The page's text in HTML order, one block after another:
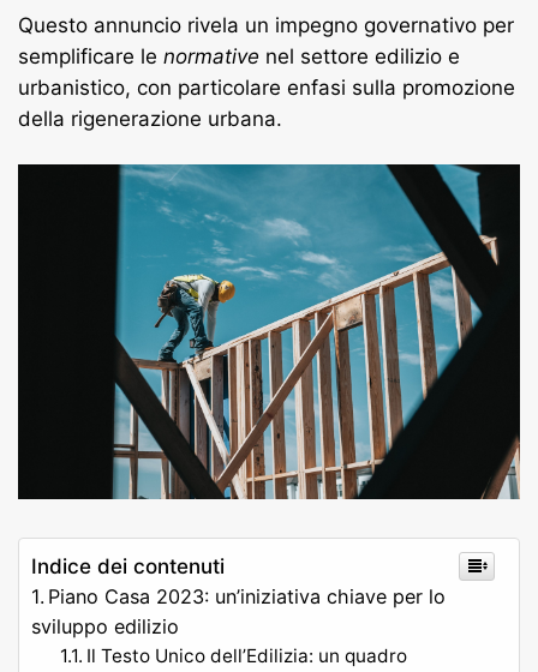
Questo annuncio rivela un impegno governativo per
semplificare le normative nel settore edilizio e
urbanistico, con particolare enfasi sulla promozione
della rigenerazione urbana.
Indice dei contenuti
Piano Casa 2023: un’iniziativa chiave per lo
sviluppo edilizio
Il Testo Unico dell’Edilizia: un quadro